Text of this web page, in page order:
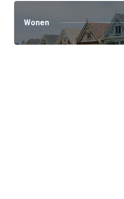
Wonen